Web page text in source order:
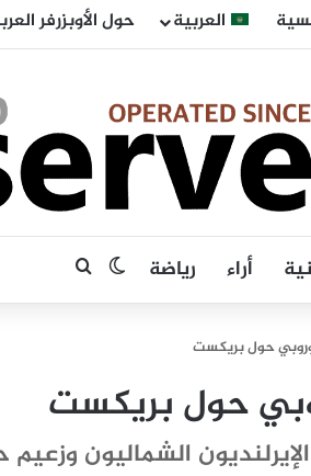
العربية حول الأوبزرفر
أراء رياضة الوضع المظلم
حول بريكست
حول بريكست
الشماليون